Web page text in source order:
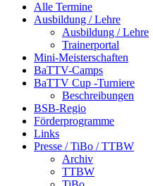
Alle Termine
Ausbildung / Lehre
Ausbildung / Lehre
Trainerportal
Mini-Meisterschaften
BaTTV-Camps
BaTTV Cup -Turniere
Beschreibungen
BSB-Regio
Förderprogramme
Links
Presse / TiBo / TTBW
Archiv
TTBW